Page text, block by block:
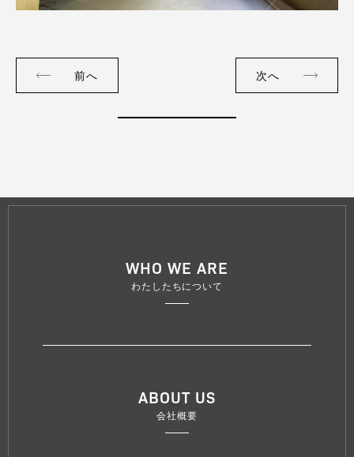
前へ 次へ
WHO WE ARE
わたしたちについて
ABOUT US
会社概要